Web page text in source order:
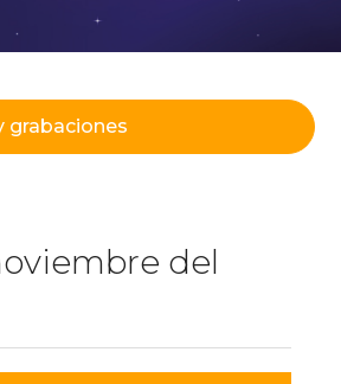
grabaciones
del